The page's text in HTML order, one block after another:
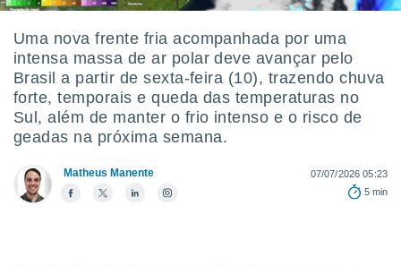
recolhidas
permite-
a nossa
de alta
botão
ACEITAR
CONTINUAR
CONFIGURAÇÕES
Uma nova frente fria acompanhada por uma
intensa massa de ar polar deve avançar pelo
Brasil a partir de sexta-feira (10), trazendo chuva
forte, temporais e queda das temperaturas no
Sul, além de manter o frio intenso e o risco de
geadas na próxima semana.
Matheus Manente
07/07/2026 05:23
5 min